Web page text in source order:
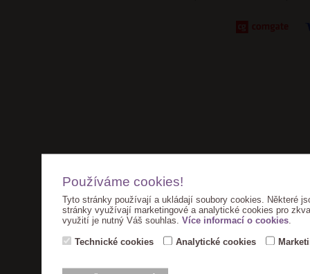
Používáme cookies!
Tyto stránky používají a ukládají soubory cookies. Některé
stránky využívají marketingové a analytické cookies pro
využití je nutný Váš souhlas. Více informací o cookies.
Technické cookies Analytické cookies